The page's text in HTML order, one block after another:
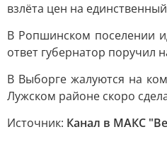
взлёта цен на
В Ропшинском поселении
ответ губернатор
В Выборге жалуются на
Лужском районе скоро
Источник: Канал в МАКС